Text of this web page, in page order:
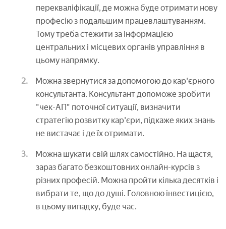
перекваліфікації, де можна буде отримати нову
професію з подальшим працевлаштуванням.
Тому треба стежити за інформацією
центральних і місцевих органів управління в
цьому напрямку.
Можна звернутися за допомогою до кар'єрного
консультанта. Консультант допоможе зробити
"чек-АП" поточної ситуації, визначити
стратегію розвитку кар'єри, підкаже яких знань
не вистачає і де їх отримати.
Можна шукати свій шлях самостійно. На щастя,
зараз багато безкоштовних онлайн-курсів з
різних професій. Можна пройти кілька десятків і
вибрати те, що до душі. Головною інвестицією,
в цьому випадку, буде час.